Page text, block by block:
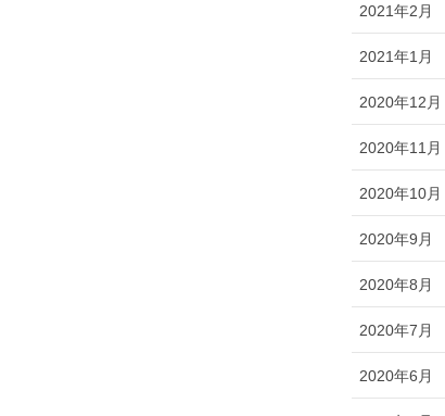
2021年2月
2021年1月
2020年12月
2020年11月
2020年10月
2020年9月
2020年8月
2020年7月
2020年6月